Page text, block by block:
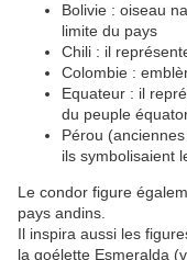
Bolivie : oiseau
limite du pays
Chili : il
Colombie :
Equateur : il
du peuple
Pérou
ils symbolisaient
Le condor figure
pays andins.
Il inspira aussi les
la goélette Esmeralda